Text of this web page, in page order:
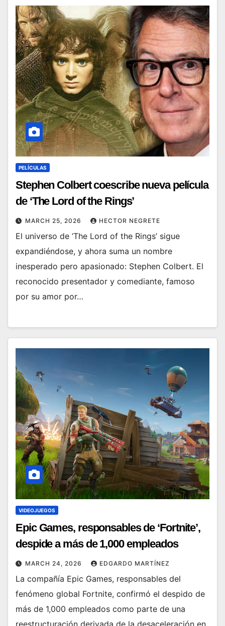
PELÍCULAS
Stephen Colbert coescribe nueva película
de ‘The Lord of the Rings’
MARCH 25, 2026 HECTOR NEGRETE
El universo de ‘The Lord of the Rings’ sigue
expandiéndose, y ahora suma un nombre
inesperado pero apasionado: Stephen Colbert. El
reconocido presentador y comediante, famoso
por su amor por…
VIDEOJUEGOS
Epic Games, responsables de ‘Fortnite’,
despide a más de 1,000 empleados
MARCH 24, 2026 EDGARDO MARTÍNEZ
La compañía Epic Games, responsables del
fenómeno global Fortnite, confirmó el despido de
más de 1,000 empleados como parte de una
reestructuración derivada de la desaceleración en